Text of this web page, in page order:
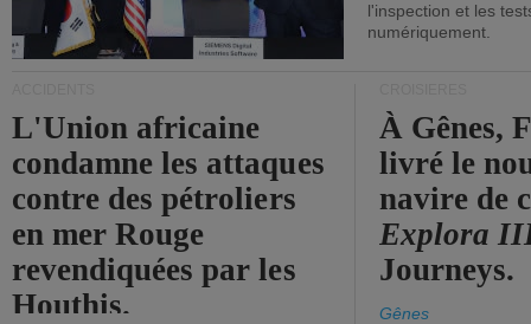
l'inspection et les
numériquement.
L'Union africaine
condamne les attaques
contre des pétroliers
en mer Rouge
revendiquées par les
Houthis.
À Gênes,
livré le
navire de
Explora
Journeys.
Gênes